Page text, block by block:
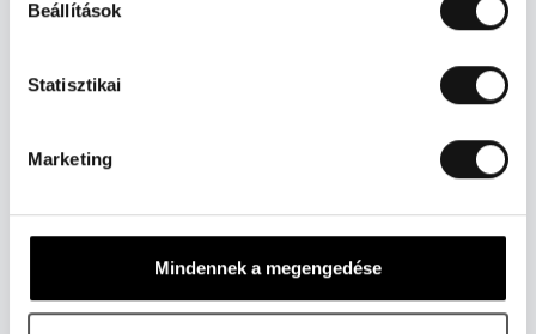
Beállítások
Statisztikai
Marketing
Mindennek a megengedése
KERTI DÍSZKAVICS 40-60 MM SZÜRKE
Ajánlott bruttó fogyasztói ár
4 219 Ft/db